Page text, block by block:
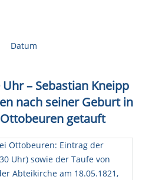
Datum
Uhr – Sebastian Kneipp
nach seiner Geburt in
getauft